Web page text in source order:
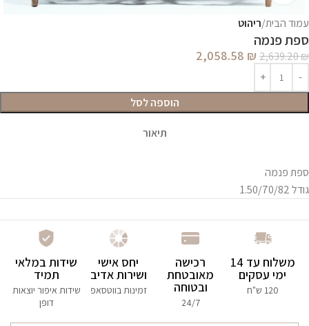
עמוד הבית ריהוט
ספת פנמה
2,639.20₪
2,058.58 ₪
הוספה לסל
תיאור
ספת פנמה
גודל 1.50/70/82
משלוח עד 14
ימי עסקים
120 ש"ח
רכישה
מאובטחת
ובטוחה
24/7
יחס אישי
ושירות אדיב
זמינות בווטסאפ
שידות במלאי
תמיד
שידות איפור יוצאות
דופן